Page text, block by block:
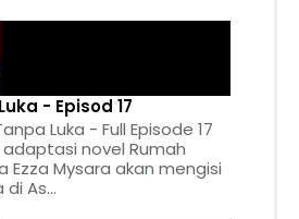
- Episod 17
Luka - Full Episode 17
novel Rumah
Ezza Mysara akan mengisi
As...